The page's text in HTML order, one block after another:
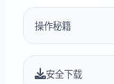
操作秘籍
安全下载